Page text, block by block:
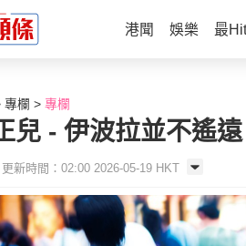
港聞 娛樂 最Hit
專欄 專欄
兒 - 伊波拉並不遙
更新時間：02:00 2026-05-19 HKT